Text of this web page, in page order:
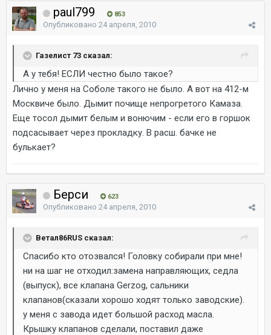
paul799 853
Опубликовано 24 апреля, 2010
Газелист 73 сказал:
А у тебя! ЕСЛИ честно было такое?
Лично у меня на Соболе такого не было. А вот на 412-м
Москвиче было. Дымит почище непрогретого Камаза.
Еще тосол дымит белым и вонючим - если его в горшок
подсасывает через прокладку. В расш. бачке не
булькает?
Берси 623
Опубликовано 24 апреля, 2010
Ветал86RUS сказал:
Спасибо кто отозвался! Головку собирали при мне!
ни на шаг не отходил:замена направляющих, седла
(выпуск), все клапана Gerzog, сальники
клапанов(сказали хорошо ходят только заводские).
у меня с завода идет большой расход масла.
Крышку клапанов сделали, поставил даже